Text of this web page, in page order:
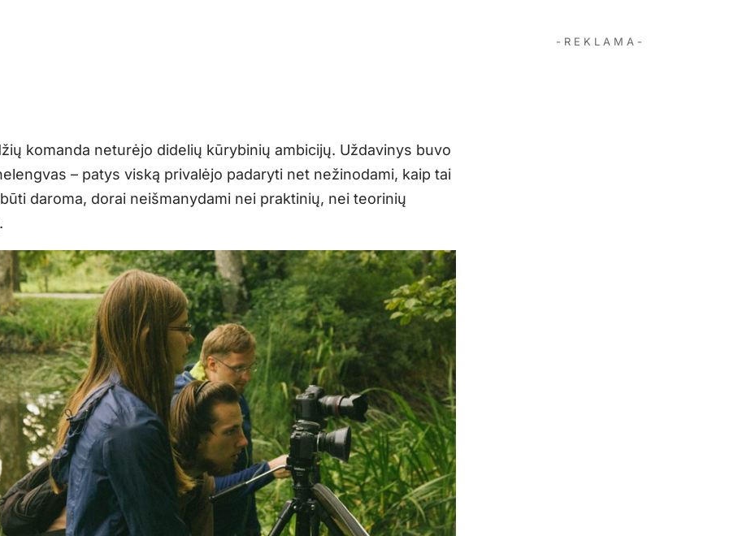
komanda neturėjo didelių kūrybinių ambicijų. Uždavinys buvo
– patys viską privalėjo padaryti net nežinodami, kaip tai
daroma, dorai neišmanydami nei praktinių, nei teorinių
- R E K L A M A -